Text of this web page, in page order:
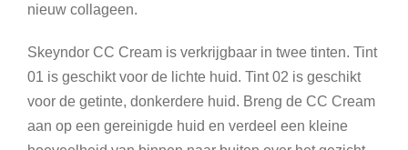
nieuw collageen.
Skeyndor CC Cream is verkrijgbaar in twee tinten. Tint
01 is geschikt voor de lichte huid. Tint 02 is geschikt
voor de getinte, donkerdere huid. Breng de CC Cream
aan op een gereinigde huid en verdeel een kleine